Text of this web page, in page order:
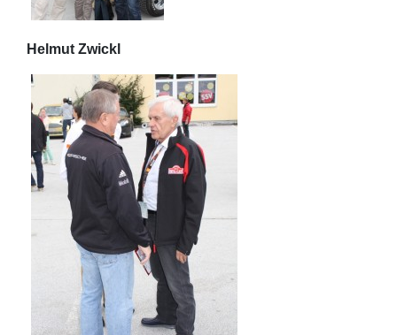
Helmut Zwickl